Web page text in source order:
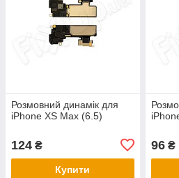
Розмовний динамік для
iPhone XS Max (6.5)
124 ₴
Купити
96₴